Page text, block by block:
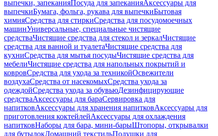
выпечки, запеканияПосуда для запеканияАксессуары для
выпечкиБумага, фольга, рукава для выпечкиБытовая
химияСредства для стиркиСредства для посудомоечных
машинУниверсальные, специальные чистящие
средстваЧистящие средства для стекол и зеркалЧистящие
средства для ванной и туалетаЧистящие средства для
кухниСредства для мытья посудыЧистящие средства для
мебелиЧистящие средства для напольных покрытий и
ковровСредства для ухода за техникойОсвежители
воздухаСредства от насекомыхСредства ухода за
одеждойСредства ухода за обувьюДезинфицирующие
средстваАксессуары для бараСервировка для
напитковАксессуары для хранения напитковАксессуары для
приготовления коктейлейАксессуары для охлаждения
напитковНаборы для бара, мини-барыШтопоры, открывалки
для бутылокДомашний текстильПодушки для